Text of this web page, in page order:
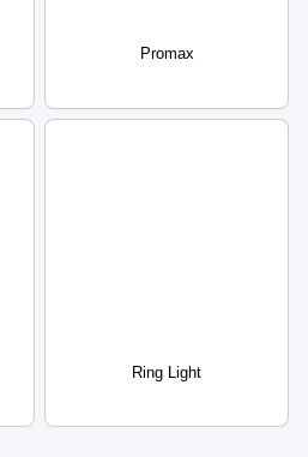
Promax
Ring Light